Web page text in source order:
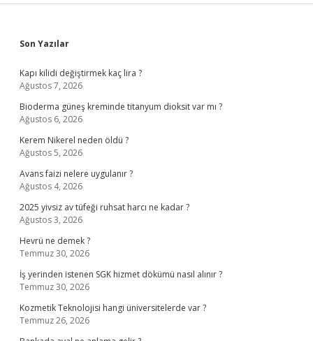
Sidebar
Son Yazılar
Kapı kilidi değiştirmek kaç lira ?
Ağustos 7, 2026
Bioderma güneş kreminde titanyum dioksit var mı ?
Ağustos 6, 2026
Kerem Nikerel neden öldü ?
Ağustos 5, 2026
Avans faizi nelere uygulanır ?
Ağustos 4, 2026
2025 yivsiz av tüfeği ruhsat harcı ne kadar ?
Ağustos 3, 2026
Hevrü ne demek ?
Temmuz 30, 2026
İş yerinden istenen SGK hizmet dökümü nasıl alınır ?
Temmuz 30, 2026
Kozmetik Teknolojisi hangi üniversitelerde var ?
Temmuz 26, 2026